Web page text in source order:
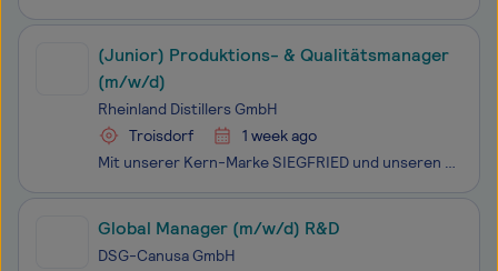
(Junior) Produktions- & Qualitätsmanager
(m/w/d)
Rheinland Distillers GmbH
Troisdorf
1 week ago
Mit unserer Kern-Marke SIEGFRIED und unseren alkoholischen und nicht-alkoholischen Produkten gehören wir, die Rheinland Distillers GmbH, zur Speerspitze der deutschen Spirituosen- & Getränkelandschaft und gelten als eines der innovativsten und kreativsten Unternehmen der Branche. Natürlich ruhen
Global Manager (m/w/d) R&D
DSG-Canusa GmbH